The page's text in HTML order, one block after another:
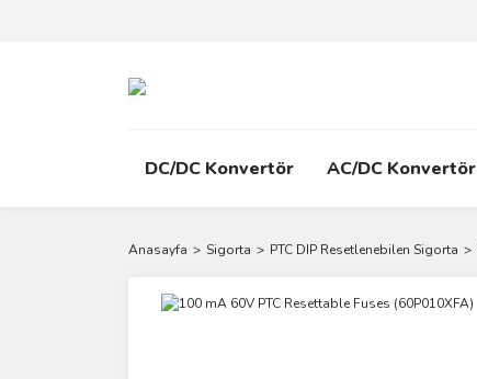
DC/DC Konvertör AC/DC Konvertör
Anasayfa Sigorta PTC DIP Resetlenebilen Sigorta